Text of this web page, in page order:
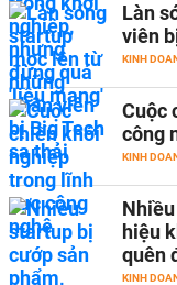
Làn
viên
KINH
Cuộc
công
KINH
hiệu
quên
KINH